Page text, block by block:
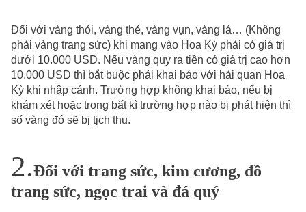
Đối với vàng thỏi, vàng thẻ, vàng vụn, vàng lá… (Không
phải vàng trang sức) khi mang vào Hoa Kỳ phải có giá trị
dưới 10.000 USD. Nếu vàng quy ra tiền có giá trị cao hơn
10.000 USD thì bắt buộc phải khai báo với hải quan Hoa
Kỳ khi nhập cảnh. Trường hợp không khai báo, nếu bị
khám xét hoặc trong bất kì trường hợp nào bị phát hiện thì
số vàng đó sẽ bị tịch thu.
Đối với trang sức, kim cương, đồ
trang sức, ngọc trai và đá quý